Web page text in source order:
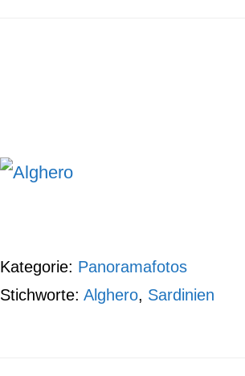
Kategorie: Panoramafotos
Stichworte: Alghero, Sardinien